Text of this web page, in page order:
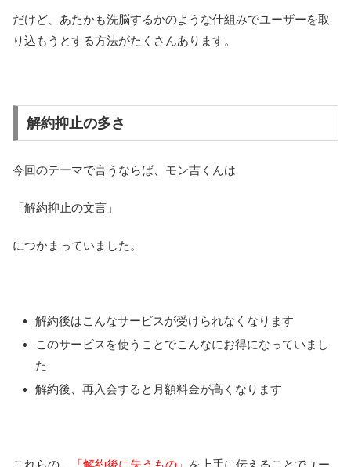
だけど、あたかも洗脳するかのような仕組みでユーザーを取
り込もうとする方法がたくさんあります。
解約抑止の多さ
今回のテーマで言うならば、モン吉くんは
「解約抑止の文言」
につかまっていました。
解約後はこんなサービスが受けられなくなります
このサービスを使うことでこんなにお得になっていまし
た
解約後、再入会すると月額料金が高くなります
これらの、 「解約後に失うもの」
を上手に伝えることでユー